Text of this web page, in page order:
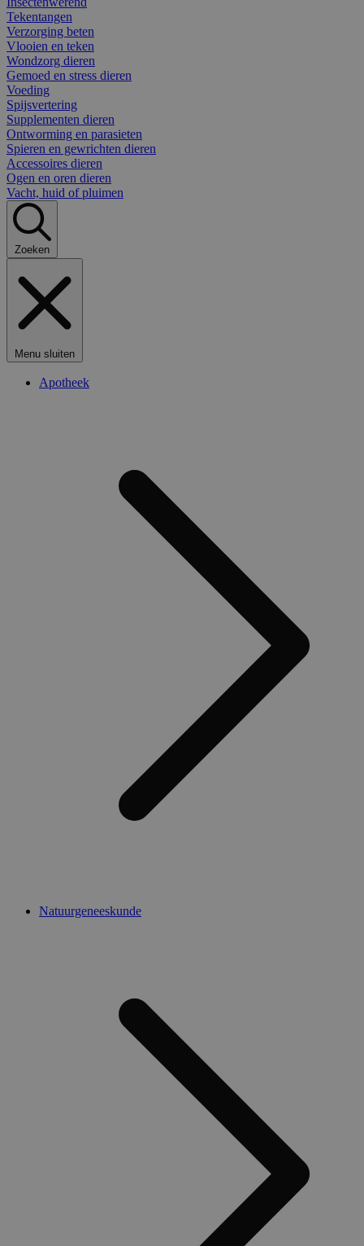
Tekentangen
Verzorging beten
Vlooien en teken
Wondzorg dieren
Gemoed en stress dieren
Voeding
Spijsvertering
Supplementen dieren
Ontworming en parasieten
Spieren en gewrichten dieren
Accessoires dieren
Ogen en oren dieren
Vacht, huid of pluimen
Zoeken
Menu sluiten
Apotheek
Natuurgeneeskunde